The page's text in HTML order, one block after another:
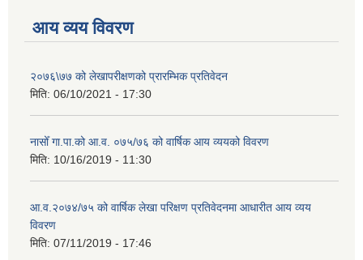
आय व्यय विवरण
२०७६\७७ को लेखापरीक्षणको प्रारम्भिक प्रतिवेदन
मिति: 06/10/2021 - 17:30
नासोँ गा.पा.को आ.व. ०७५/७६ को वार्षिक आय व्ययको विवरण
मिति: 10/16/2019 - 11:30
आ.व.२०७४/७५ को वार्षिक लेखा परिक्षण प्रतिवेदनमा आधारीत आय व्यय
विवरण
मिति: 07/11/2019 - 17:46